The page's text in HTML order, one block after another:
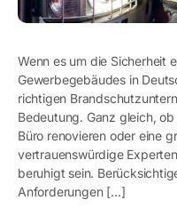
Wenn es um die Sicherheit
Gewerbegebäudes in
richtigen
Bedeutung. Ganz gleich,
Büro renovieren oder eine
vertrauenswürdige
beruhigt sein.
Anforderungen […]